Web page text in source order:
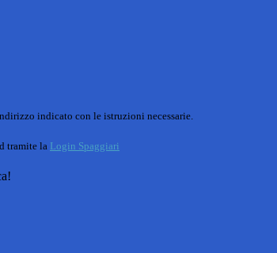
indicato con le istruzioni necessarie.
tramite la Login Spaggiari